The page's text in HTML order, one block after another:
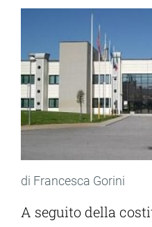
di Francesca Gorini
A seguito della